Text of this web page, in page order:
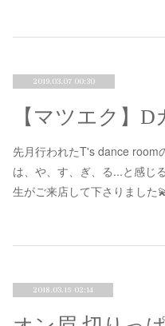
2019.03.07 00:30
先月行われたT's dance room
は、や、す、ぎ、る...と感じ
生がご来店して下さりました
2018.03.15 02:14